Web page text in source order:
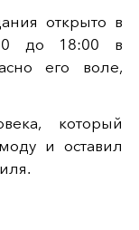
открыто в
до 18:00 в
его воле,
который
и оставил